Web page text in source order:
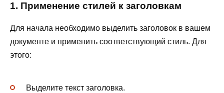
1. Применение стилей к заголовкам
Для начала необходимо выделить заголовок в вашем
документе и применить соответствующий стиль. Для
этого:
Выделите текст заголовка.